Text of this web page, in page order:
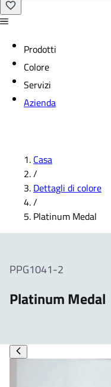
Prodotti
Colore
Servizi
Azienda
Casa
/
Dettagli di colore
/
Platinum Medal
PPG1041-2
Platinum Medal